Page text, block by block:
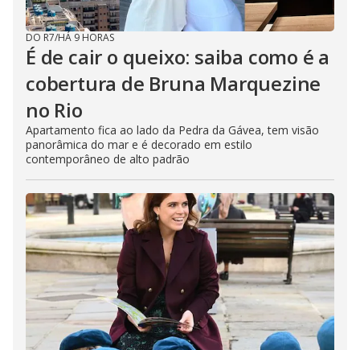
DO R7/HÁ 9 HORAS
É de cair o queixo: saiba como é a
cobertura de Bruna Marquezine
no Rio
Apartamento fica ao lado da Pedra da Gávea, tem visão
panorâmica do mar e é decorado em estilo
contemporâneo de alto padrão